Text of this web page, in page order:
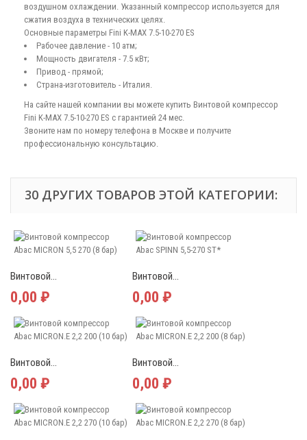
воздушном охлаждении. Указанный компрессор используется для
сжатия воздуха в технических целях.
Основные параметры Fini K-MAX 7.5-10-270 ES
Рабочее давление - 10 атм;
Мощность двигателя - 7.5 кВт;
Привод - прямой;
Страна-изготовитель - Италия.
На сайте нашей компании вы можете купить Винтовой компрессор
Fini K-MAX 7.5-10-270 ES с гарантией 24 мес.
Звоните нам по номеру телефона в Москве и получите
профессиональную консультацию.
30 ДРУГИХ ТОВАРОВ ЭТОЙ КАТЕГОРИИ:
Винтовой...
0,00 ₽
Винтовой...
0,00 ₽
Винтовой...
0,00 ₽
Винтовой...
0,00 ₽